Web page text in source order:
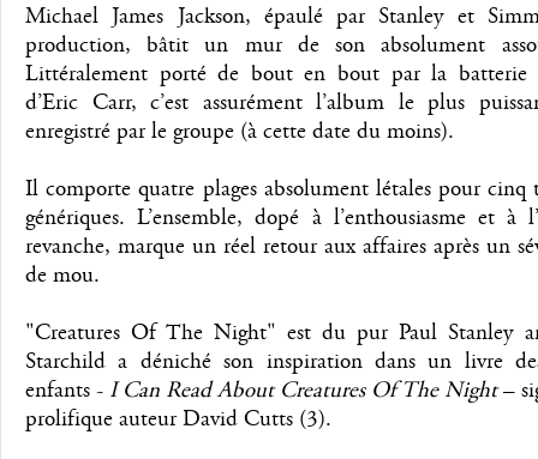
Michael James Jackson, épaulé par Stanley et
production, bâtit un mur de son absolument
Littéralement porté de bout en bout par la batterie
d’Eric Carr, c’est assurément l’album le plus
enregistré par le groupe (à cette date du moins).
Il comporte quatre plages absolument létales pour cinq
génériques. L’ensemble, dopé à l’enthousiasme et à
revanche, marque un réel retour aux affaires après un
de mou.
"Creatures Of The Night" est du pur Paul Stanley
Starchild a déniché son inspiration dans un livre
enfants - I Can Read About Creatures Of The Night–
prolifique auteur David Cutts (3).